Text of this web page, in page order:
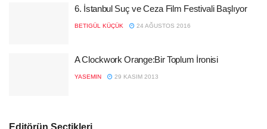
6. İstanbul Suç ve Ceza Film Festivali Başlıyor
BETIGÜL KÜÇÜK 24 AĞUSTOS 2016
A Clockwork Orange:Bir Toplum İronisi
YASEMIN 29 KASIM 2013
Editörün Seçtikleri